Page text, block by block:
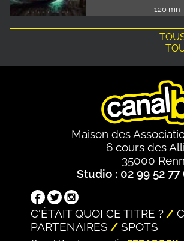
120 mn
Maison des
6 cours des
35000
Studio : 02 99 52 77
C'ÉTAIT QUOI CE TITRE ?
PARTENAIRES
SPOTS